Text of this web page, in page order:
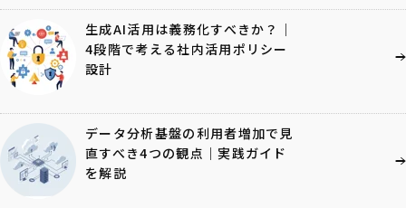
生成AI活用は義務化すべきか？｜
4段階で考える社内活用ポリシー
設計
データ分析基盤の利用者増加で見
直すべき4つの観点｜実践ガイド
を解説